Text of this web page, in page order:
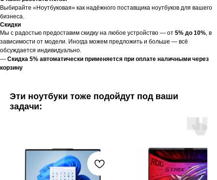
Выбирайте «Ноутбуковая» как надёжного поставщика ноутбуков для вашего
бизнеса.
Скидки
Мы с радостью предоставим скидку на любое устройство — от 5% до 10%, в
зависимости от модели. Иногда можем предложить и больше — всё
обсуждается индивидуально.
— Скидка 5% автоматически применяется при оплате наличными через
корзину
Эти ноутбуки тоже подойдут под ваши
задачи: